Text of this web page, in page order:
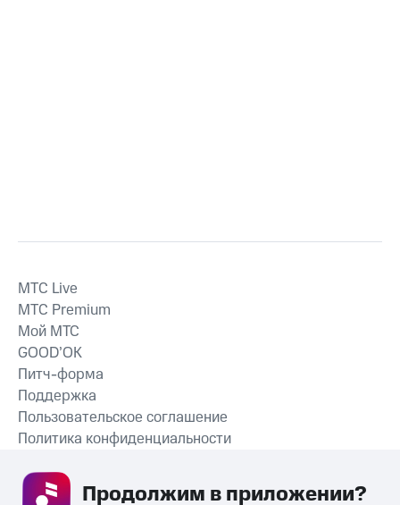
СКАЧАТЬ ПРИЛОЖЕНИЕ
MTС Live
MTС Premium
Мой МТС
GOOD’OK
Питч-форма
Поддержка
Пользовательское соглашение
Политика конфиденциальности